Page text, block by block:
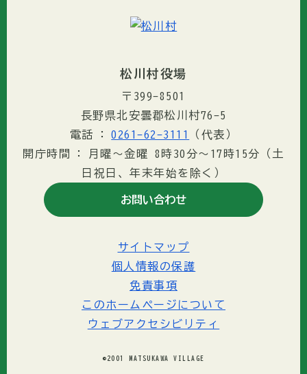
松川村役場
〒399-8501
長野県北安曇郡松川村76-5
電話
0261-62-3111
（代表）
開庁時間
月曜～金曜 8時30分〜17時15分（土
日祝日、年末年始を除く）
お問い合わせ
サイトマップ
個人情報の保護
免責事項
このホームページについて
ウェブアクセシビリティ
©2001 MATSUKAWA VILLAGE